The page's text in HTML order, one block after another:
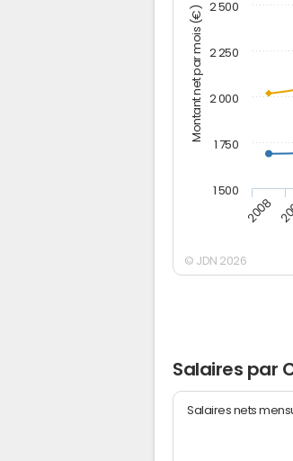
Montant net par mois (€)
2008
1 500
1 750
2 000
2 250
2 500
© JDN 2026
Salaires par
Salaires nets